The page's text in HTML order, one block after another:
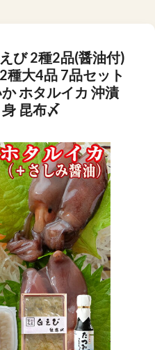
び 2種2品(醤油付)
種大4品 7品セット
ホタルイカ 沖漬
昆布〆